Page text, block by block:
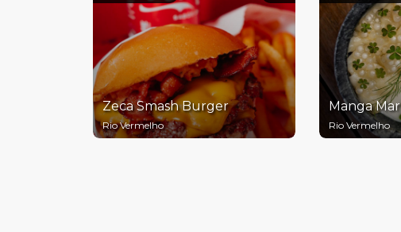
Zeca Smash Burger
Rio Vermelho
Manga Mar
Rio Vermelho